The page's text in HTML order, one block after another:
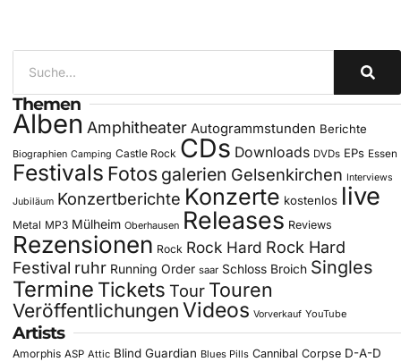
Themen
Alben Amphitheater Autogrammstunden Berichte
Biographien Camping Castle Rock CDs Downloads DVDs EPs Essen
Festivals Fotos galerien Gelsenkirchen Interviews
Jubiläum Konzertberichte Konzerte kostenlos live
Metal MP3 Mülheim Oberhausen Releases Reviews
Rezensionen Rock Rock Hard Rock Hard
Festival ruhr Running Order saar Schloss Broich Singles
Termine Tickets Tour Touren
Veröffentlichungen Videos Vorverkauf YouTube
Artists
Amorphis ASP Attic Blind Guardian Blues Pills Cannibal Corpse D-A-D